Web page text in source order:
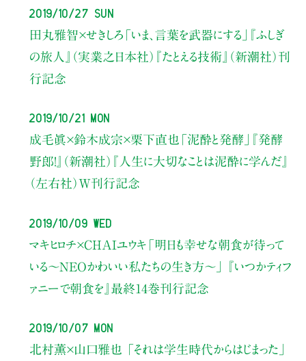
2019/10/27 Sun
田丸雅智×せきしろ 「いま、言葉を武器にする」
『ふしぎ
の旅人』（実業之日本社）『たとえる技術』（新潮社）刊
行記念
2019/10/21 Mon
成毛眞×鈴木成宗×栗下直也 「泥酔と発酵」『発酵
野郎！』（新潮社）『人生に大切なことは泥酔に学んだ』
（左右社）W刊行記念
2019/10/09 Wed
マキヒロチ×CHAIユウキ 「明日も幸せな朝食が待って
いる〜NEOかわいい私たちの生き方〜」
『いつかティフ
ァニーで朝食を』最終14巻刊行記念
2019/10/07 Mon
北村薫×山口雅也
「それは学生時代からはじまった」